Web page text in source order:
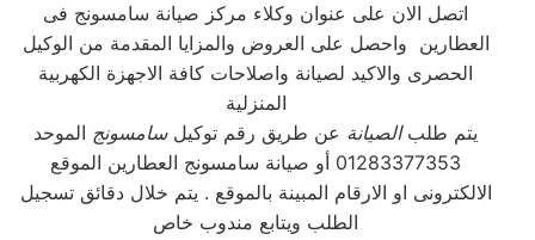
اتصل الان على عنوان وكلاء مركز صيانة سامسونج فى
العطارين واحصل على العروض والمزايا المقدمة من الوكيل
الحصرى والاكيد لصيانة واصلاحات كافة الاجهزة الكهربية
المنزلية
يتم طلبالصيانة عن طريق رقم توكيلسامسونج الموحد
01283377353 أو صيانة سامسونج العطارين الموقع
الالكترونى او الارقام المبينة بالموقع . يتم خلال دقائق تسجيل
الطلب ويتابع مندوب خاص